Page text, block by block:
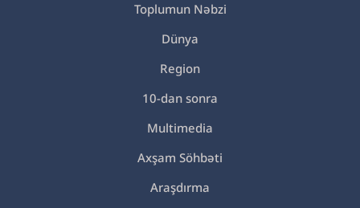
Toplumun Nəbzi
Dünya
Region
10-dan sonra
Multimedia
Axşam Söhbəti
Araşdırma